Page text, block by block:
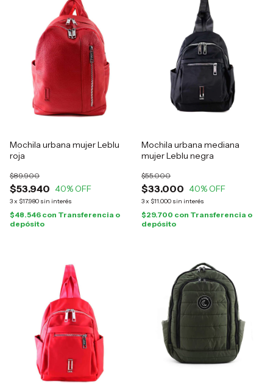
Mochila urbana mujer Leblu
roja
$53.940
$89.900
40% OFF
3x $17.980 sin interés
$48.546 con Transferencia o
depósito
Mochila urbana mediana
mujer Leblu negra
$33.000
$55.000
40% OFF
3x $11.000 sin interés
$29.700 con Transferencia o
depósito